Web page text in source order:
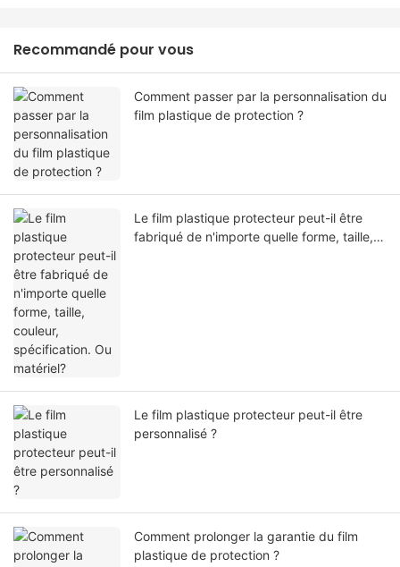
Recommandé pour vous
Comment passer par la personnalisation du
film plastique de protection ?
Le film plastique protecteur peut-il être
fabriqué de n'importe quelle forme, taille,
Le film plastique protecteur peut-il être
personnalisé ?
Comment prolonger la garantie du film
plastique de protection ?